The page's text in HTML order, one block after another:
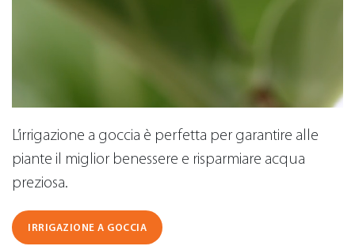
L’irrigazione a goccia è perfetta per garantire alle
piante il miglior benessere e risparmiare acqua
preziosa.
IRRIGAZIONE A GOCCIA